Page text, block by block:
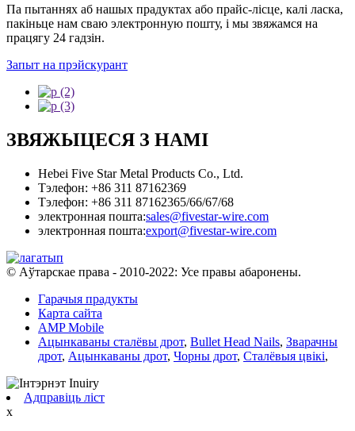
Па пытаннях аб нашых прадуктах або прайс-лісце, калі ласка,
пакіньце нам сваю электронную пошту, і мы звяжамся на
працягу 24 гадзін.
Запыт на прэйскурант
ЗВЯЖЫЦЕСЯ З НАМІ
Hebei Five Star Metal Products Co., Ltd.
Тэлефон: +86 311 87162369
Тэлефон: +86 311 87162365/66/67/68
электронная пошта:sales@fivestar-wire.com
электронная пошта:export@fivestar-wire.com
© Аўтарскае права - 2010-2022: Усе правы абаронены.
Гарачыя прадукты
Карта сайта
AMP Mobile
Ацынкаваны сталёвы дрот, Bullet Head Nails, Зварачны
дрот, Ацынкаваны дрот, Чорны дрот, Сталёвыя цвікі,
Адправіць ліст
x